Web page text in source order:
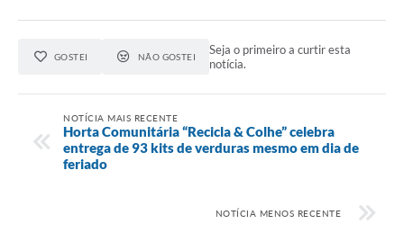
GOSTEI NÃO GOSTEI
Seja o primeiro a curtir esta
notícia.
NOTÍCIA MAIS RECENTE
Horta Comunitária “Recicla & Colhe” celebra
entrega de 93 kits de verduras mesmo em dia de
feriado
NOTÍCIA MENOS RECENTE